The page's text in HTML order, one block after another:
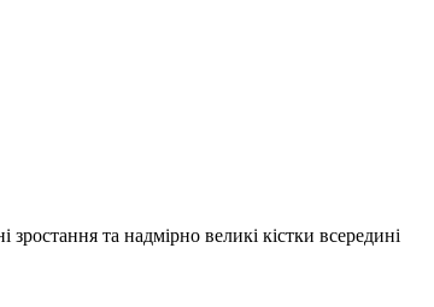
та надмірно великі кістки всередині